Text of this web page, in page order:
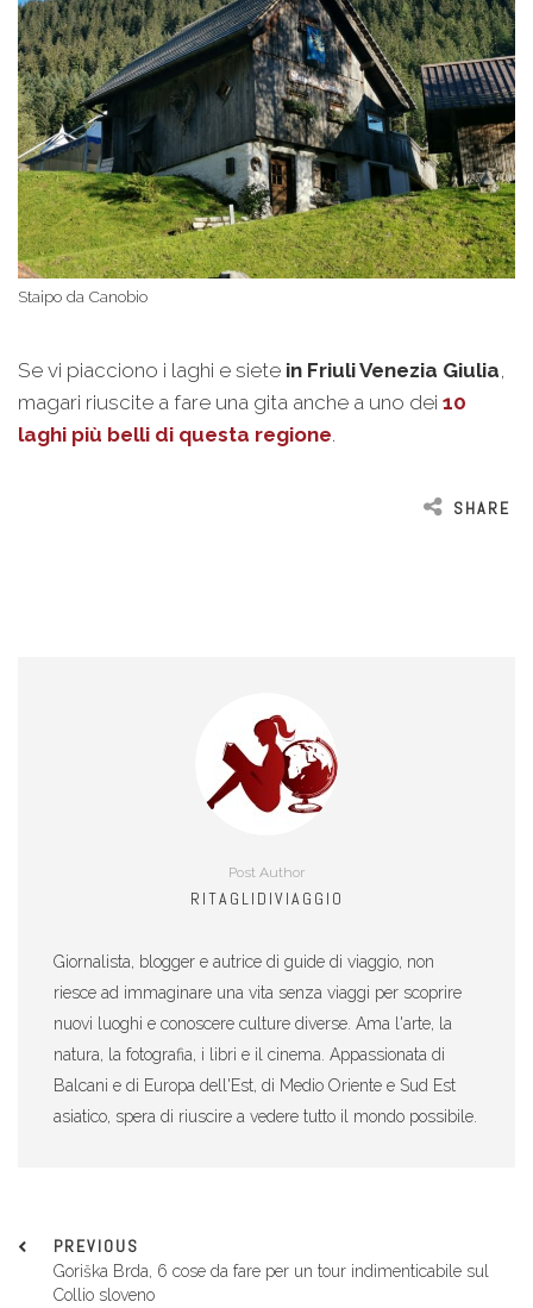
Staipo da Canobio
Se vi piacciono i laghi e siete in Friuli Venezia Giulia,
magari riuscite a fare una gita anche a uno dei 10
laghi più belli di questa regione.
SHARE
Post Author
RITAGLIDIVIAGGIO
Giornalista, blogger e autrice di guide di viaggio, non
riesce ad immaginare una vita senza viaggi per scoprire
nuovi luoghi e conoscere culture diverse. Ama l'arte, la
natura, la fotografia, i libri e il cinema. Appassionata di
Balcani e di Europa dell'Est, di Medio Oriente e Sud Est
asiatico, spera di riuscire a vedere tutto il mondo possibile.
PREVIOUS
Goriška Brda, 6 cose da fare per un tour indimenticabile sul
Collio sloveno